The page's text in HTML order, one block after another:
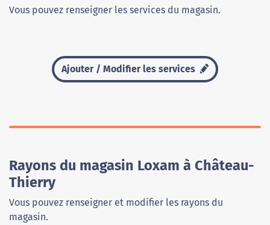
Vous pouvez renseigner les services du magasin.
Ajouter / Modifier les services
Rayons du magasin Loxam à Château-
Thierry
Vous pouvez renseigner et modifier les rayons du
magasin.